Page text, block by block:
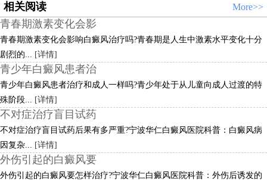
相关阅读 More>>
青春期激素变化会影
青春期激素变化会影响白癜风治疗吗?青春期是人生中激素水平变化十分
剧烈的... [详情]
青少年白癜风患者治
青少年白癜风患者治疗和成人一样吗?青少年处于从儿童向成人过渡的特
殊阶段... [详情]
不对症治疗盲目试药
不对症治疗盲目试药后果有多严重?宁波华仁白癜风医院科普：白癜风病
因复杂... [详情]
外伤引起的白癜风要
外伤引起的白癜风要怎样治疗?宁波华仁白癜风医院科普：外伤后诱发的